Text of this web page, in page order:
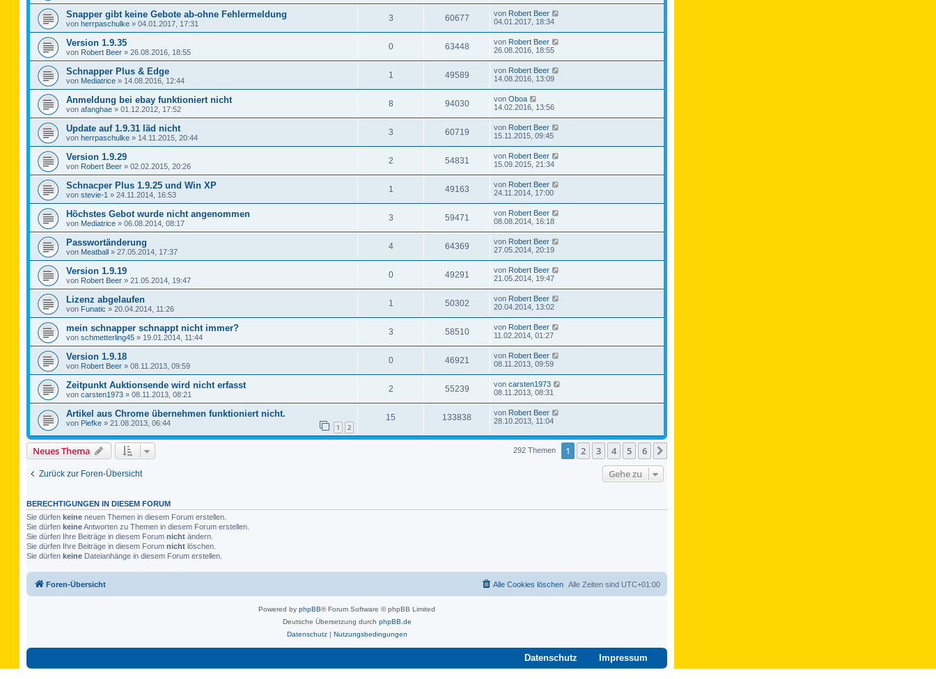
Snapper gibt keine Gebote ab-ohne Fehlermeldung
von herrpaschulke » 04.01.2017, 17:31
3 60677 von Robert Beer
04.01.2017, 18:34
Version 1.9.35
von Robert Beer » 26.08.2016, 18:55
0 63448 von Robert Beer
26.08.2016, 18:55
Schnapper Plus & Edge
von Mediatrice » 14.08.2016, 12:44
1 49589 von Robert Beer
14.08.2016, 13:09
Anmeldung bei ebay funktioniert nicht
von afanghae » 01.12.2012, 17:52
8 94030 von Oboa
14.02.2016, 13:56
Update auf 1.9.31 läd nicht
von herrpaschulke » 14.11.2015, 20:44
3 60719 von Robert Beer
15.11.2015, 09:45
Version 1.9.29
von Robert Beer » 02.02.2015, 20:26
2 54831 von Robert Beer
15.09.2015, 21:34
Schnacper Plus 1.9.25 und Win XP
von stevie-1 » 24.11.2014, 16:53
1 49163 von Robert Beer
24.11.2014, 17:00
Höchstes Gebot wurde nicht angenommen
von Mediatrice » 06.08.2014, 08:17
3 59471 von Robert Beer
08.08.2014, 16:18
Passwortänderung
von Meatball » 27.05.2014, 17:37
4 64369 von Robert Beer
27.05.2014, 20:19
Version 1.9.19
von Robert Beer » 21.05.2014, 19:47
0 49291 von Robert Beer
21.05.2014, 19:47
Lizenz abgelaufen
von Funatic » 20.04.2014, 11:26
1 50302 von Robert Beer
20.04.2014, 13:02
mein schnapper schnappt nicht immer?
von schmetterling45 » 19.01.2014, 11:44
3 58510 von Robert Beer
11.02.2014, 01:27
Version 1.9.18
von Robert Beer » 08.11.2013, 09:59
0 46921 von Robert Beer
08.11.2013, 09:59
Zeitpunkt Auktionsende wird nicht erfasst
von carsten1973 » 08.11.2013, 08:21
2 55239 von carsten1973
08.11.2013, 08:31
Artikel aus Chrome übernehmen funktioniert nicht.
von Piefke » 21.08.2013, 06:44 1 2
15 133838 von Robert Beer
28.10.2013, 11:04
Neues Thema 292 Themen 1 2 3 4 5 6
Zurück zur Foren-Übersicht Gehe zu
BERECHTIGUNGEN IN DIESEM FORUM
Sie dürfen keine neuen Themen in diesem Forum erstellen.
Sie dürfen keineAntworten zu Themen in diesem Forum erstellen.
Sie dürfen Ihre Beiträge in diesem Forum nicht ändern.
Sie dürfen Ihre Beiträge in diesem Forum nicht löschen.
Sie dürfen keine Dateianhänge in diesem Forum erstellen.
Foren-Übersicht Alle Zeiten sind UTC+01:00
Alle Cookies löschen
Powered by phpBB® Forum Software © phpBB Limited
Deutsche Übersetzung durch phpBB.de
Datenschutz| Nutzungsbedingungen
Datenschutz Impressum